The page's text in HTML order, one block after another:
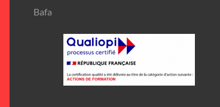
Bafa